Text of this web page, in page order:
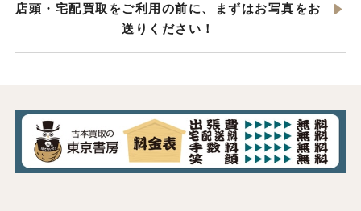
店頭・宅配買取をご利用の前に、まずはお写真をお
送りください！